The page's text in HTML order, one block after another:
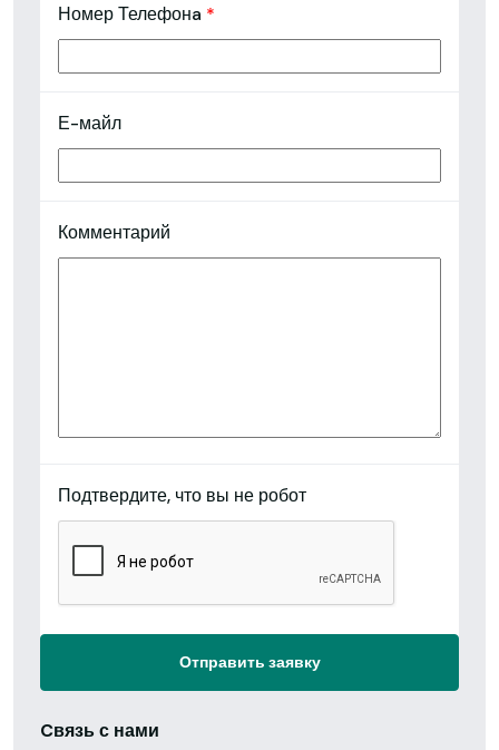
Номер Телефонa *
Е-майл
Комментарий
Подтвердите, что вы не робот
Отправить заявку
Cвязь с нами